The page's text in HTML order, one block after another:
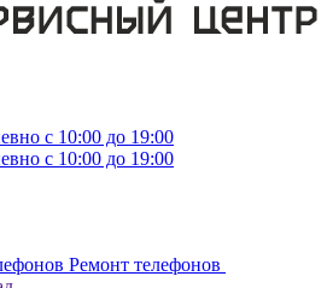
с 10:00 до 19:00
с 10:00 до 19:00
Ремонт телефонов